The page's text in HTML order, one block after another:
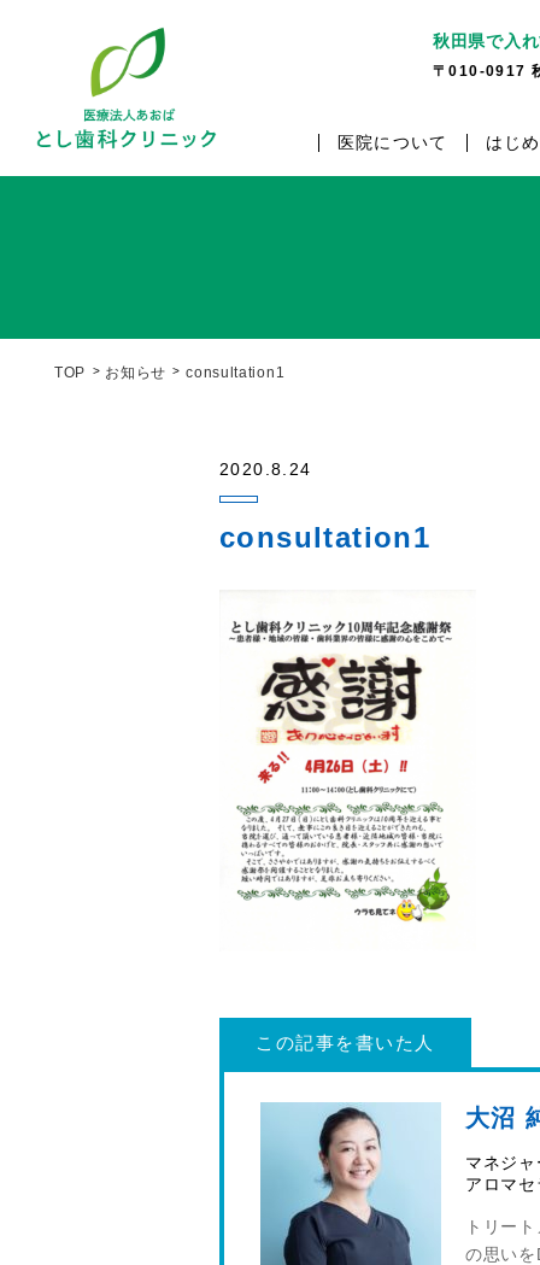
秋田県で入
〒010-0917
医院について はじ
TOP お知らせ consultation1
2020.8.24
consultation1
この記事を書いた人
大沼
マネジ
アロマ
トリー
の思い